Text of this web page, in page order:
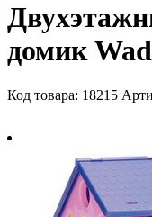
домик
Код товара: 18215